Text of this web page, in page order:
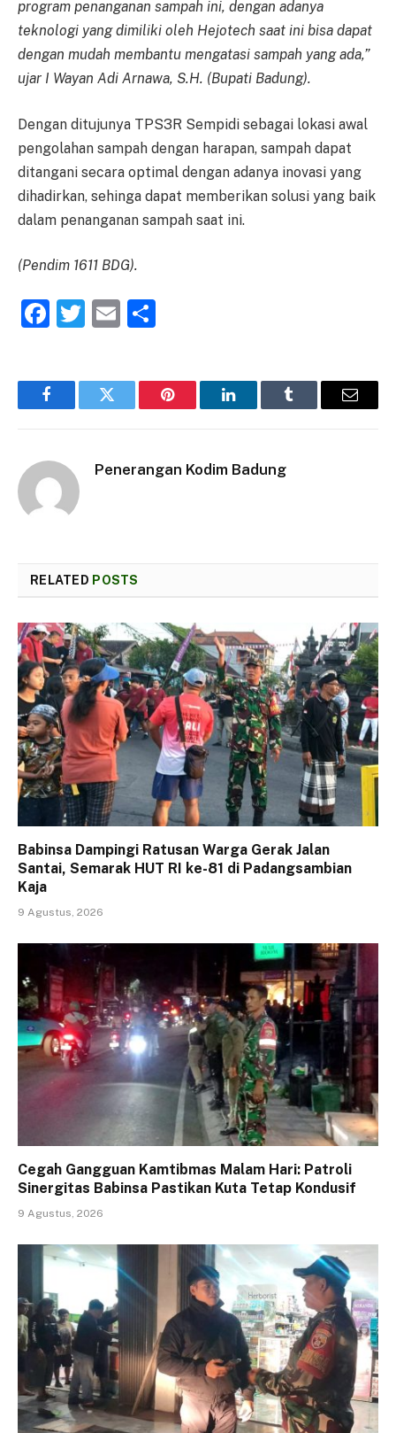
program penanganan sampah ini, dengan adanya
teknologi yang dimiliki oleh Hejotech saat ini bisa dapat
dengan mudah membantu mengatasi sampah yang ada,”
ujar I Wayan Adi Arnawa, S.H. (Bupati Badung).
Dengan ditujunya TPS3R Sempidi sebagai lokasi awal
pengolahan sampah dengan harapan, sampah dapat
ditangani secara optimal dengan adanya inovasi yang
dihadirkan, sehinga dapat memberikan solusi yang baik
dalam penanganan sampah saat ini.
(Pendim 1611 BDG).
Facebook
Twitter
Email
FacebookTwitter Pinterest LinkedInTumblr Email
Penerangan Kodim Badung
RELATED POSTS
Babinsa Dampingi Ratusan Warga Gerak Jalan
Santai, Semarak HUT RI ke-81 di Padangsambian
Kaja
9 Agustus, 2026
Cegah Gangguan Kamtibmas Malam Hari: Patroli
Sinergitas Babinsa Pastikan Kuta Tetap Kondusif
9 Agustus, 2026